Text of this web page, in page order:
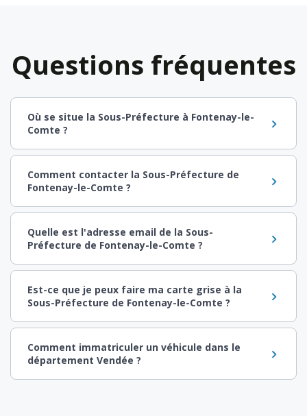
Questions fréquentes
Où se situe la Sous-Préfecture à Fontenay-le-
Comte ?
Comment contacter la Sous-Préfecture de
Fontenay-le-Comte ?
Quelle est l'adresse email de la Sous-
Préfecture de Fontenay-le-Comte ?
Est-ce que je peux faire ma carte grise à la
Sous-Préfecture de Fontenay-le-Comte ?
Comment immatriculer un véhicule dans le
département Vendée ?